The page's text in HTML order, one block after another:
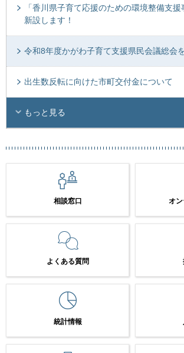
「香川県子育て応援のための環境整備支
新設します！
令和8年度かがわ子育て支援県民会議総会
出生数反転に向けた市町交付金について
もっと見る
相談窓口 オ
よくある質問
統計情報